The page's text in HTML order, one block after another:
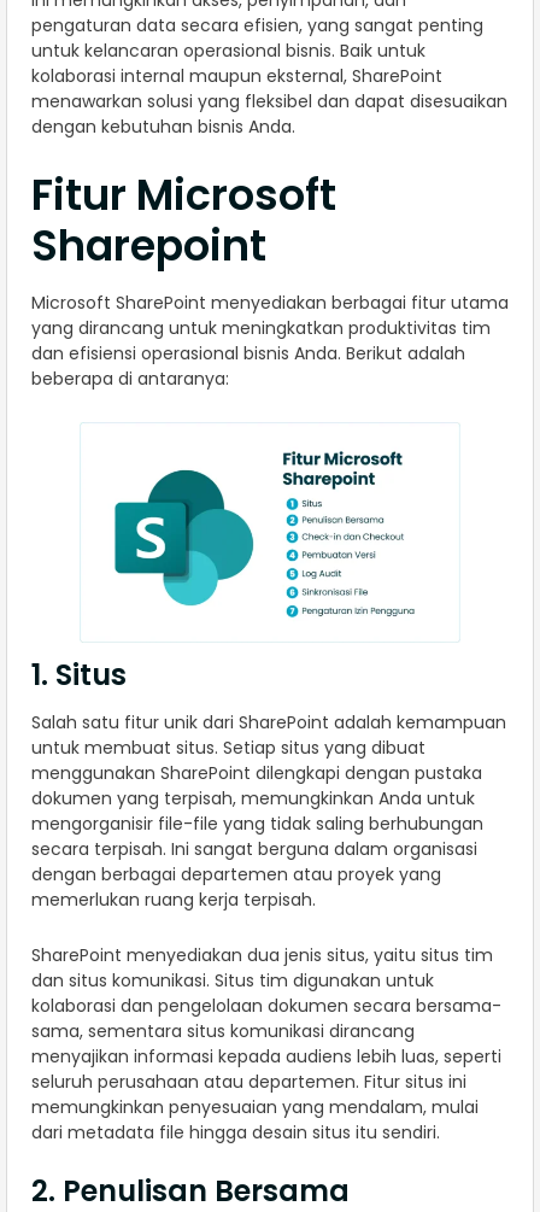
pengaturan data secara efisien, yang sangat penting
untuk kelancaran operasional bisnis. Baik untuk
kolaborasi internal maupun eksternal, SharePoint
menawarkan solusi yang fleksibel dan dapat disesuaikan
dengan kebutuhan bisnis Anda.
Fitur Microsoft
Sharepoint
Microsoft SharePoint menyediakan berbagai fitur utama
yang dirancang untuk meningkatkan produktivitas tim
dan efisiensi operasional bisnis Anda. Berikut adalah
beberapa di antaranya:
1. Situs
Salah satu fitur unik dari SharePoint adalah kemampuan
untuk membuat situs. Setiap situs yang dibuat
menggunakan SharePoint dilengkapi dengan pustaka
dokumen yang terpisah, memungkinkan Anda untuk
mengorganisir file-file yang tidak saling berhubungan
secara terpisah. Ini sangat berguna dalam organisasi
dengan berbagai departemen atau proyek yang
memerlukan ruang kerja terpisah.
SharePoint menyediakan dua jenis situs, yaitu situs tim
dan situs komunikasi. Situs tim digunakan untuk
kolaborasi dan pengelolaan dokumen secara bersama-
sama, sementara situs komunikasi dirancang
menyajikan informasi kepada audiens lebih luas, seperti
seluruh perusahaan atau departemen. Fitur situs ini
memungkinkan penyesuaian yang mendalam, mulai
dari metadata file hingga desain situs itu sendiri.
2. Penulisan Bersama